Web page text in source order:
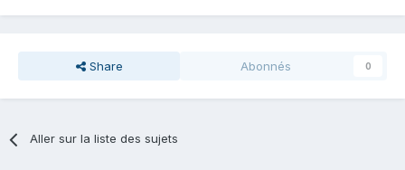
Share Abonnés 0
Aller sur la liste des sujets